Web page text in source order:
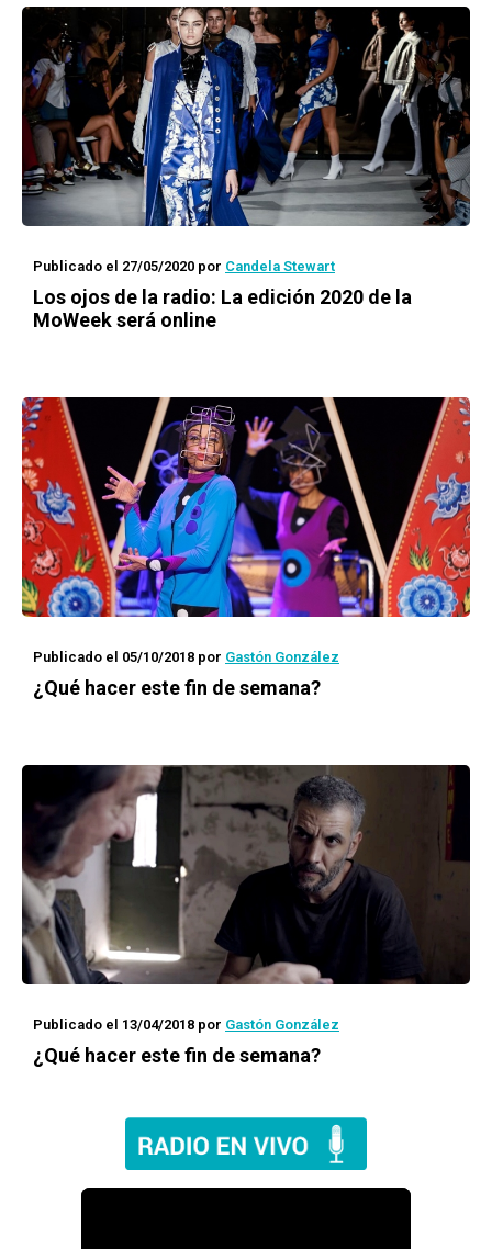
Publicado el 27/05/2020 por Candela Stewart
Los ojos de la radio: La edición 2020 de la
MoWeek será online
Publicado el 05/10/2018 por Gastón González
¿Qué hacer este fin de semana?
Publicado el 13/04/2018 por Gastón González
¿Qué hacer este fin de semana?